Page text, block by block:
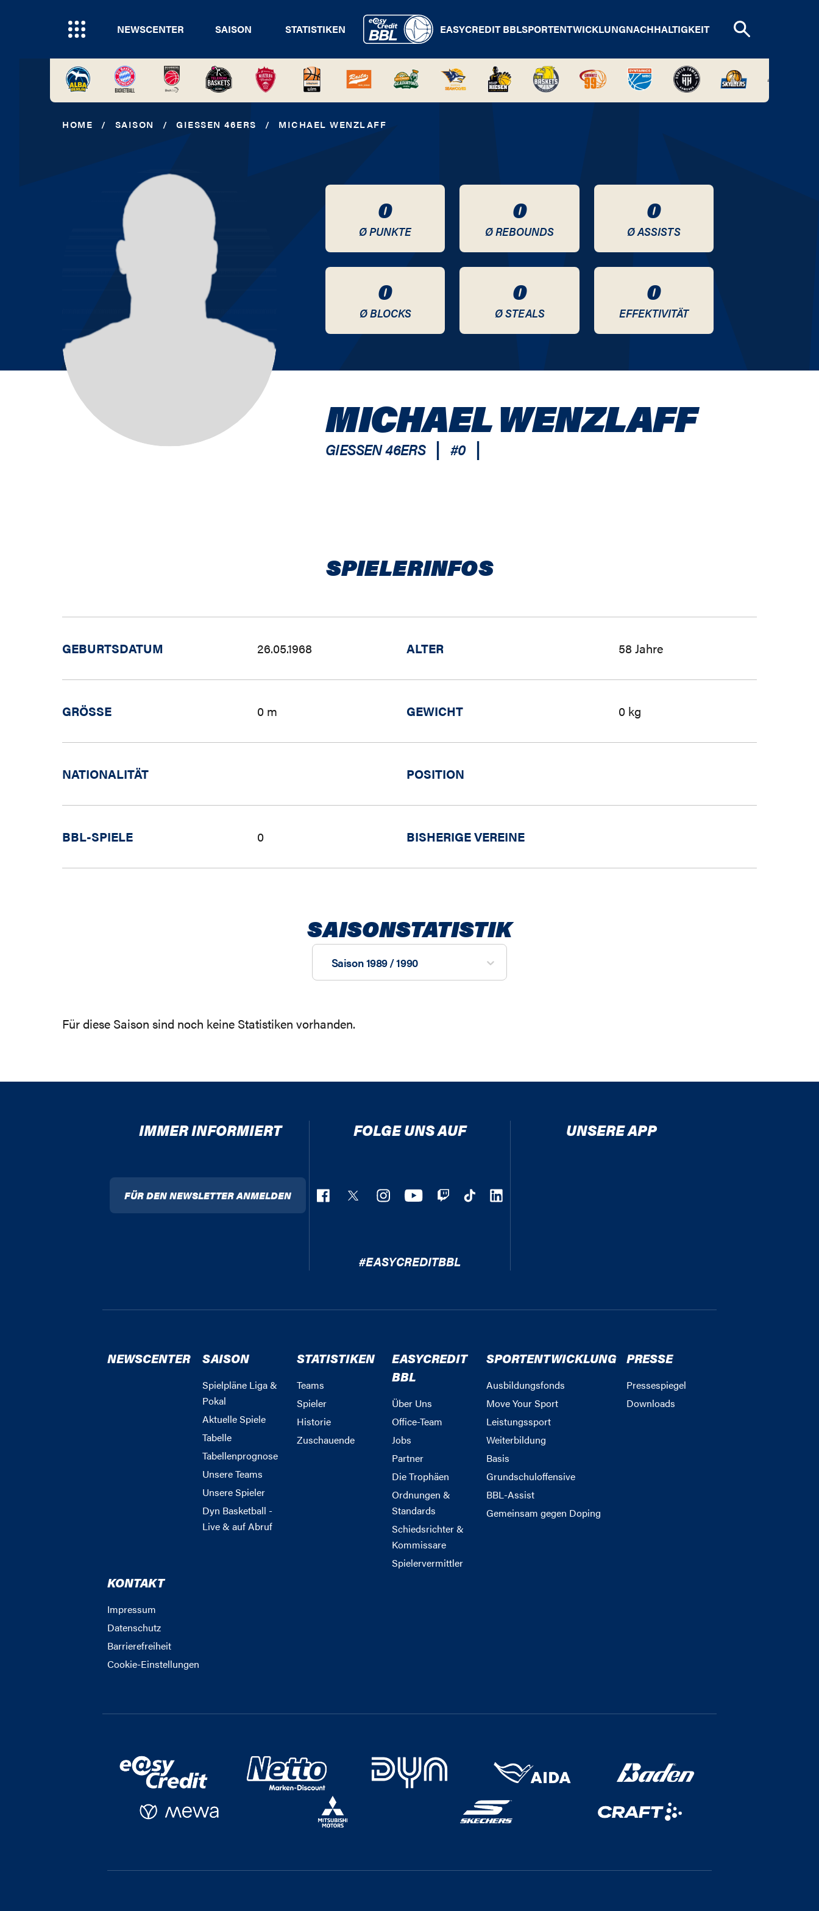
NEWSCENTER SAISON STATISTIKEN EASYCREDIT BBLSPORTENTWICKLUNGNACHHALTIGKEIT
HOME / SAISON / GIESSEN 46ERS / MICHAEL WENZLAFF
0
Ø PUNKTE
0
Ø REBOUNDS
0
Ø ASSISTS
0
Ø BLOCKS
0
Ø STEALS
0
EFFEKTIVITÄT
MICHAEL WENZLAFF
GIESSEN 46ERS | #0 |
SPIELERINFOS
GEBURTSDATUM 26.05.1968 ALTER 58 Jahre
GRÖSSE 0 m GEWICHT 0 kg
NATIONALITÄT POSITION
BBL-SPIELE 0 BISHERIGE VEREINE
SAISONSTATISTIK
Saison 1989 / 1990
Für diese Saison sind noch keine Statistiken vorhanden.
IMMER INFORMIERT
FÜR DEN NEWSLETTER ANMELDEN
FOLGE UNS AUF
#EASYCREDITBBL
UNSERE APP
NEWSCENTER SAISON
Spielpläne Liga &
Pokal
Aktuelle Spiele
Tabelle
Tabellenprognose
Unsere Teams
Unsere Spieler
Dyn Basketball -
Live & auf Abruf
STATISTIKEN
Teams
Spieler
Historie
Zuschauende
EASYCREDIT
BBL
Über Uns
Office-Team
Jobs
Partner
Die Trophäen
Ordnungen &
Standards
Schiedsrichter &
Kommissare
Spielervermittler
SPORTENTWICKLUNG
Ausbildungsfonds
Move Your Sport
Leistungssport
Weiterbildung
Basis
Grundschuloffensive
BBL-Assist
Gemeinsam gegen Doping
PRESSE
Pressespiegel
Downloads
KONTAKT
Impressum
Datenschutz
Barrierefreiheit
Cookie-Einstellungen